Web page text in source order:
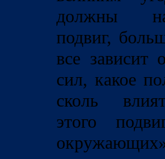
должны
подвиг,
все зависит
сил, какое
сколь
этого